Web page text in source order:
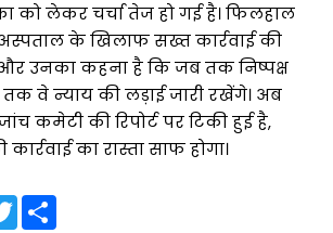
को लेकर चर्चा तेज हो गई है। फिलहाल
के खिलाफ सख्त कार्रवाई की
उनका कहना है कि जब तक निष्पक्ष
तक वे न्याय की लड़ाई जारी रखेंगे। अब
कमेटी की रिपोर्ट पर टिकी हुई है,
का रास्ता साफ होगा।
T
w